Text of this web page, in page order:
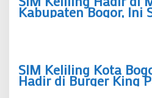
Kabupaten Bogor, Ini
Ketentuan
SIM Keliling Kota
Hadir di Burger King
Syarat dan Jadwalnya